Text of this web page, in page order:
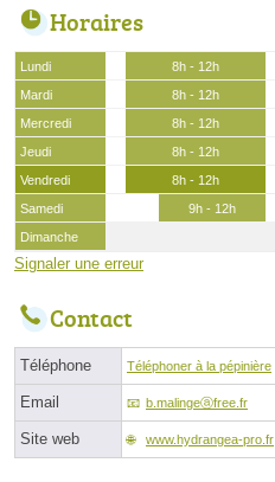
Horaires
Lundi 8h - 12h
Mardi
8h - 12h
Mercredi
8h - 12h
Jeudi
8h - 12h
Vendredi
8h - 12h
Samedi
9h - 12h
Dimanche
Signaler une erreur
Contact
Téléphone Téléphoner à la pépinière
Email b.malingeⓐfree.fr
Site web www.hydrangea-pro.fr